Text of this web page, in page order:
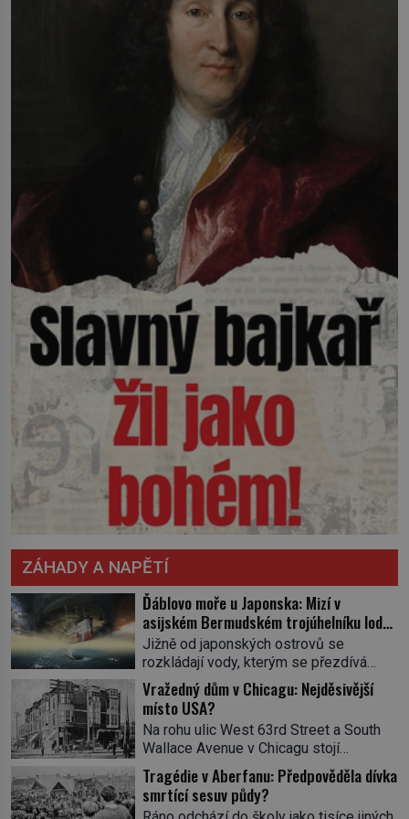
ZÁHADY A NAPĚTÍ
Ďáblovo moře u Japonska: Mizí v
asijském Bermudském trojúhelníku lodě
ve spárech neznámé síly?
Jižně od japonských ostrovů se
rozkládají vody, kterým se přezdívá
Ďáblovo moře. Vypráví se o lodích
mizejících beze stopy, podivných
světlech, zrádných proudech i mořských
dracích, kteří měli tyto končiny střežit už
v dávných legendách. Je tichomořský
Dračí trojúhelník skutečně prokletým
místem, nebo se zde jen nebezpečná
příroda proměnila v jednu z
Vražedný dům v Chicagu: Nejděsivější
místo USA?
Na rohu ulic West 63rd Street a South
Wallace Avenue v Chicagu stojí
nenápadná pošta. Nemá žádný speciální
nápis ani pamětní desku. A přesto prý
místní zaměstnanci neradi chodí do
Tragédie v Aberfanu: Předpověděla dívka
smrtící sesuv půdy?